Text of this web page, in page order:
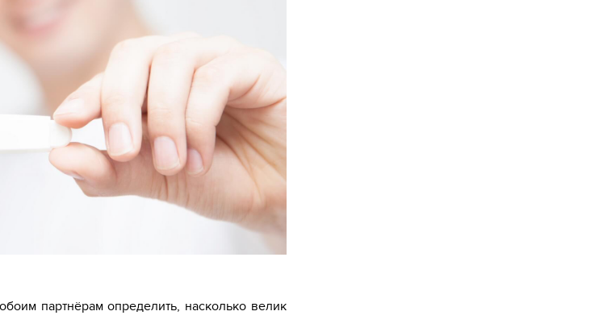
партнёрам определить, насколько велик